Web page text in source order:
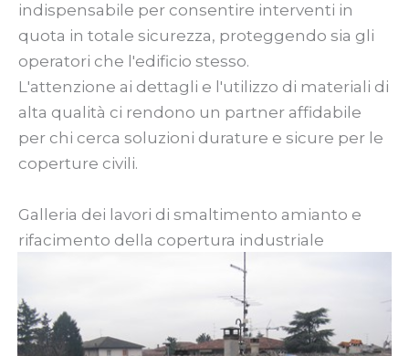
indispensabile per consentire interventi in
quota in totale sicurezza, proteggendo sia gli
operatori che l'edificio stesso.
L'attenzione ai dettagli e l'utilizzo di materiali di
alta qualità ci rendono un partner affidabile
per chi cerca soluzioni durature e sicure per le
coperture civili.
Galleria dei lavori di smaltimento amianto e
rifacimento della copertura industriale